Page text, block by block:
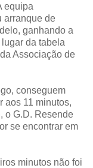
equipa
arranque de
ganhando a
da tabela
Associação de
conseguem
aos 11 minutos,
o G.D. Resende
se encontrar em
minutos não foi